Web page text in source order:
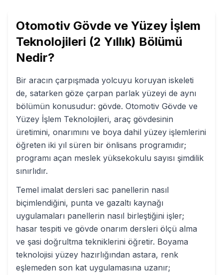
Otomotiv Gövde ve Yüzey İşlem
Teknolojileri (2 Yıllık) Bölümü
Nedir?
Bir aracın çarpışmada yolcuyu koruyan iskeleti
de, satarken göze çarpan parlak yüzeyi de aynı
bölümün konusudur: gövde. Otomotiv Gövde ve
Yüzey İşlem Teknolojileri, araç gövdesinin
üretimini, onarımını ve boya dahil yüzey işlemlerini
öğreten iki yıl süren bir önlisans programıdır;
programı açan meslek yüksekokulu sayısı şimdilik
sınırlıdır.
Temel imalat dersleri sac panellerin nasıl
biçimlendiğini, punta ve gazaltı kaynağı
uygulamaları panellerin nasıl birleştiğini işler;
hasar tespiti ve gövde onarım dersleri ölçü alma
ve şasi doğrultma tekniklerini öğretir. Boyama
teknolojisi yüzey hazırlığından astara, renk
eşlemeden son kat uygulamasına uzanır;